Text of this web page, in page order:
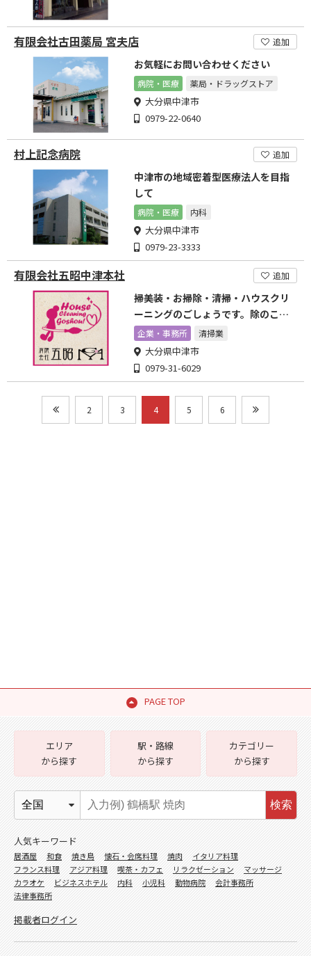
有限会社古田薬局 宮夫店 追加
お気軽にお問い合わせください
病院・医療 薬局・ドラッグストア
大分県中津市
0979-22-0640
村上記念病院 追加
中津市の地域密着型医療法人を目指
して
病院・医療 内科
大分県中津市
0979-23-3333
有限会社五昭中津本社 追加
掃美装・お掃除・清掃・ハウスクリ
ーニングのごしょうです。除のこと
ならお任せ下さい
企業・事務所 清掃業
大分県中津市
0979-31-6029
2 3 4 5 6
PAGE TOP
エリア
から探す
駅・路線
から探す
カテゴリー
から探す
検索
人気キーワード
居酒屋 和食 焼き鳥 懐石・会席料理 焼肉
イタリア料理
フランス料理
アジア料理 喫茶・カフェ リラクゼーション
マッサージ
カラオケ
ビジネスホテル 内科 小児科 動物病院
会計事務所
法律事務所
掲載者ログイン